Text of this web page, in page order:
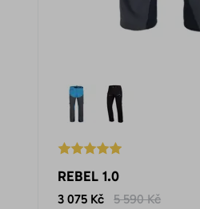
REBEL 1.0
3 075 Kč 5 590 Kč